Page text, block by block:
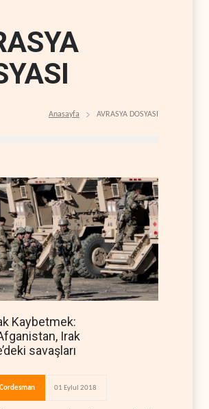
Anasayfa AVRASYA DOSYASI
Kaybetmek:
Irak
savaşları
01 Eylul 2018